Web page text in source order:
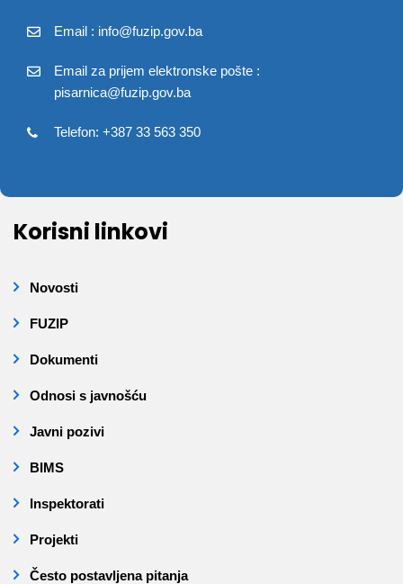
Email : info@fuzip.gov.ba
Email za prijem elektronske pošte :
pisarnica@fuzip.gov.ba
Telefon: +387 33 563 350
Korisni linkovi
Novosti
FUZIP
Dokumenti
Odnosi s javnošću
Javni pozivi
BIMS
Inspektorati
Projekti
Često postavljena pitanja